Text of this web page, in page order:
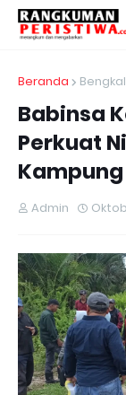
Beranda
Babinsa
Perkuat
Admin